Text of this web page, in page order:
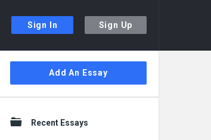
Sign In Sign Up
Sidebar
Add An Essay
Recent Essays